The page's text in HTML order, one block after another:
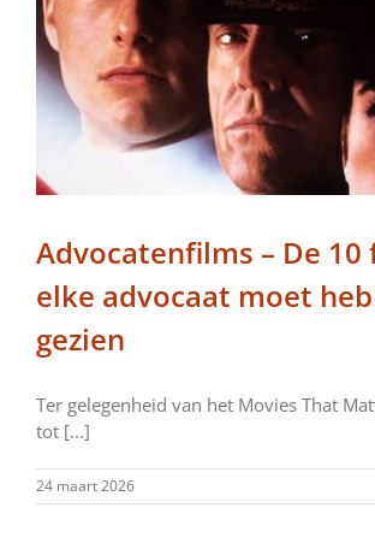
Advocatenfilms – De 10
elke advocaat moet
gezien
Ter gelegenheid van het Movies That
tot [...]
24 maart 2026